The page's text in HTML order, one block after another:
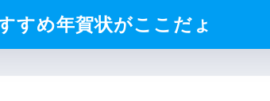
すめ年賀状がここだょ